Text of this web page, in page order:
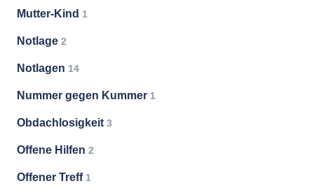
Mutter-Kind 1
Notlage 2
Notlagen 14
Nummer gegen Kummer 1
Obdachlosigkeit 3
Offene Hilfen 2
Offener Treff 1